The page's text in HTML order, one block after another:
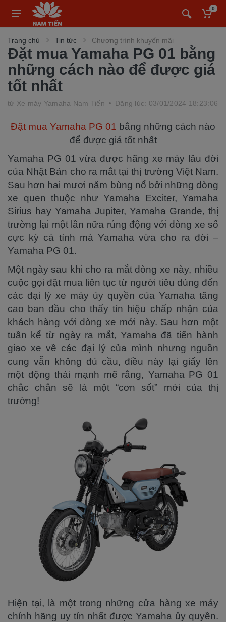
0
Trang chủ Tin tức Chương trình khuyến mãi
Đặt mua Yamaha PG 01 bằng
những cách nào để được giá
tốt nhất
từ Xe máy Yamaha Nam Tiến Đăng lúc: 03/01/2024 18:23:06
Đặt mua Yamaha PG 01 bằng những cách nào
để được giá tốt nhất
Yamaha PG 01 vừa được hãng xe máy lâu đời
của Nhật Bản cho ra mắt tại thị trường Việt Nam.
Sau hơn hai mươi năm bùng nổ bởi những dòng
xe quen thuộc như Yamaha Exciter, Yamaha
Sirius hay Yamaha Jupiter, Yamaha Grande, thị
trường lại một lần nữa rúng động với dòng xe số
cực kỳ cá tính mà Yamaha vừa cho ra đời –
Yamaha PG 01.
Một ngày sau khi cho ra mắt dòng xe này, nhiều
cuộc gọi đặt mua liên tục từ người tiêu dùng đến
các đại lý xe máy ủy quyền của Yamaha tăng
cao ban đầu cho thấy tín hiệu chấp nhận của
khách hàng với dòng xe mới này. Sau hơn một
tuần kể từ ngày ra mắt, Yamaha đã tiến hành
giao xe về các đại lý của mình nhưng nguồn
cung vẫn không đủ cầu, điều này lại giấy lên
một động thái mạnh mẽ rằng, Yamaha PG 01
chắc chắn sẽ là một “cơn sốt” mới của thị
trường!
Hiện tại, là một trong những cửa hàng xe máy
chính hãng uy tín nhất được Yamaha ủy quyền.